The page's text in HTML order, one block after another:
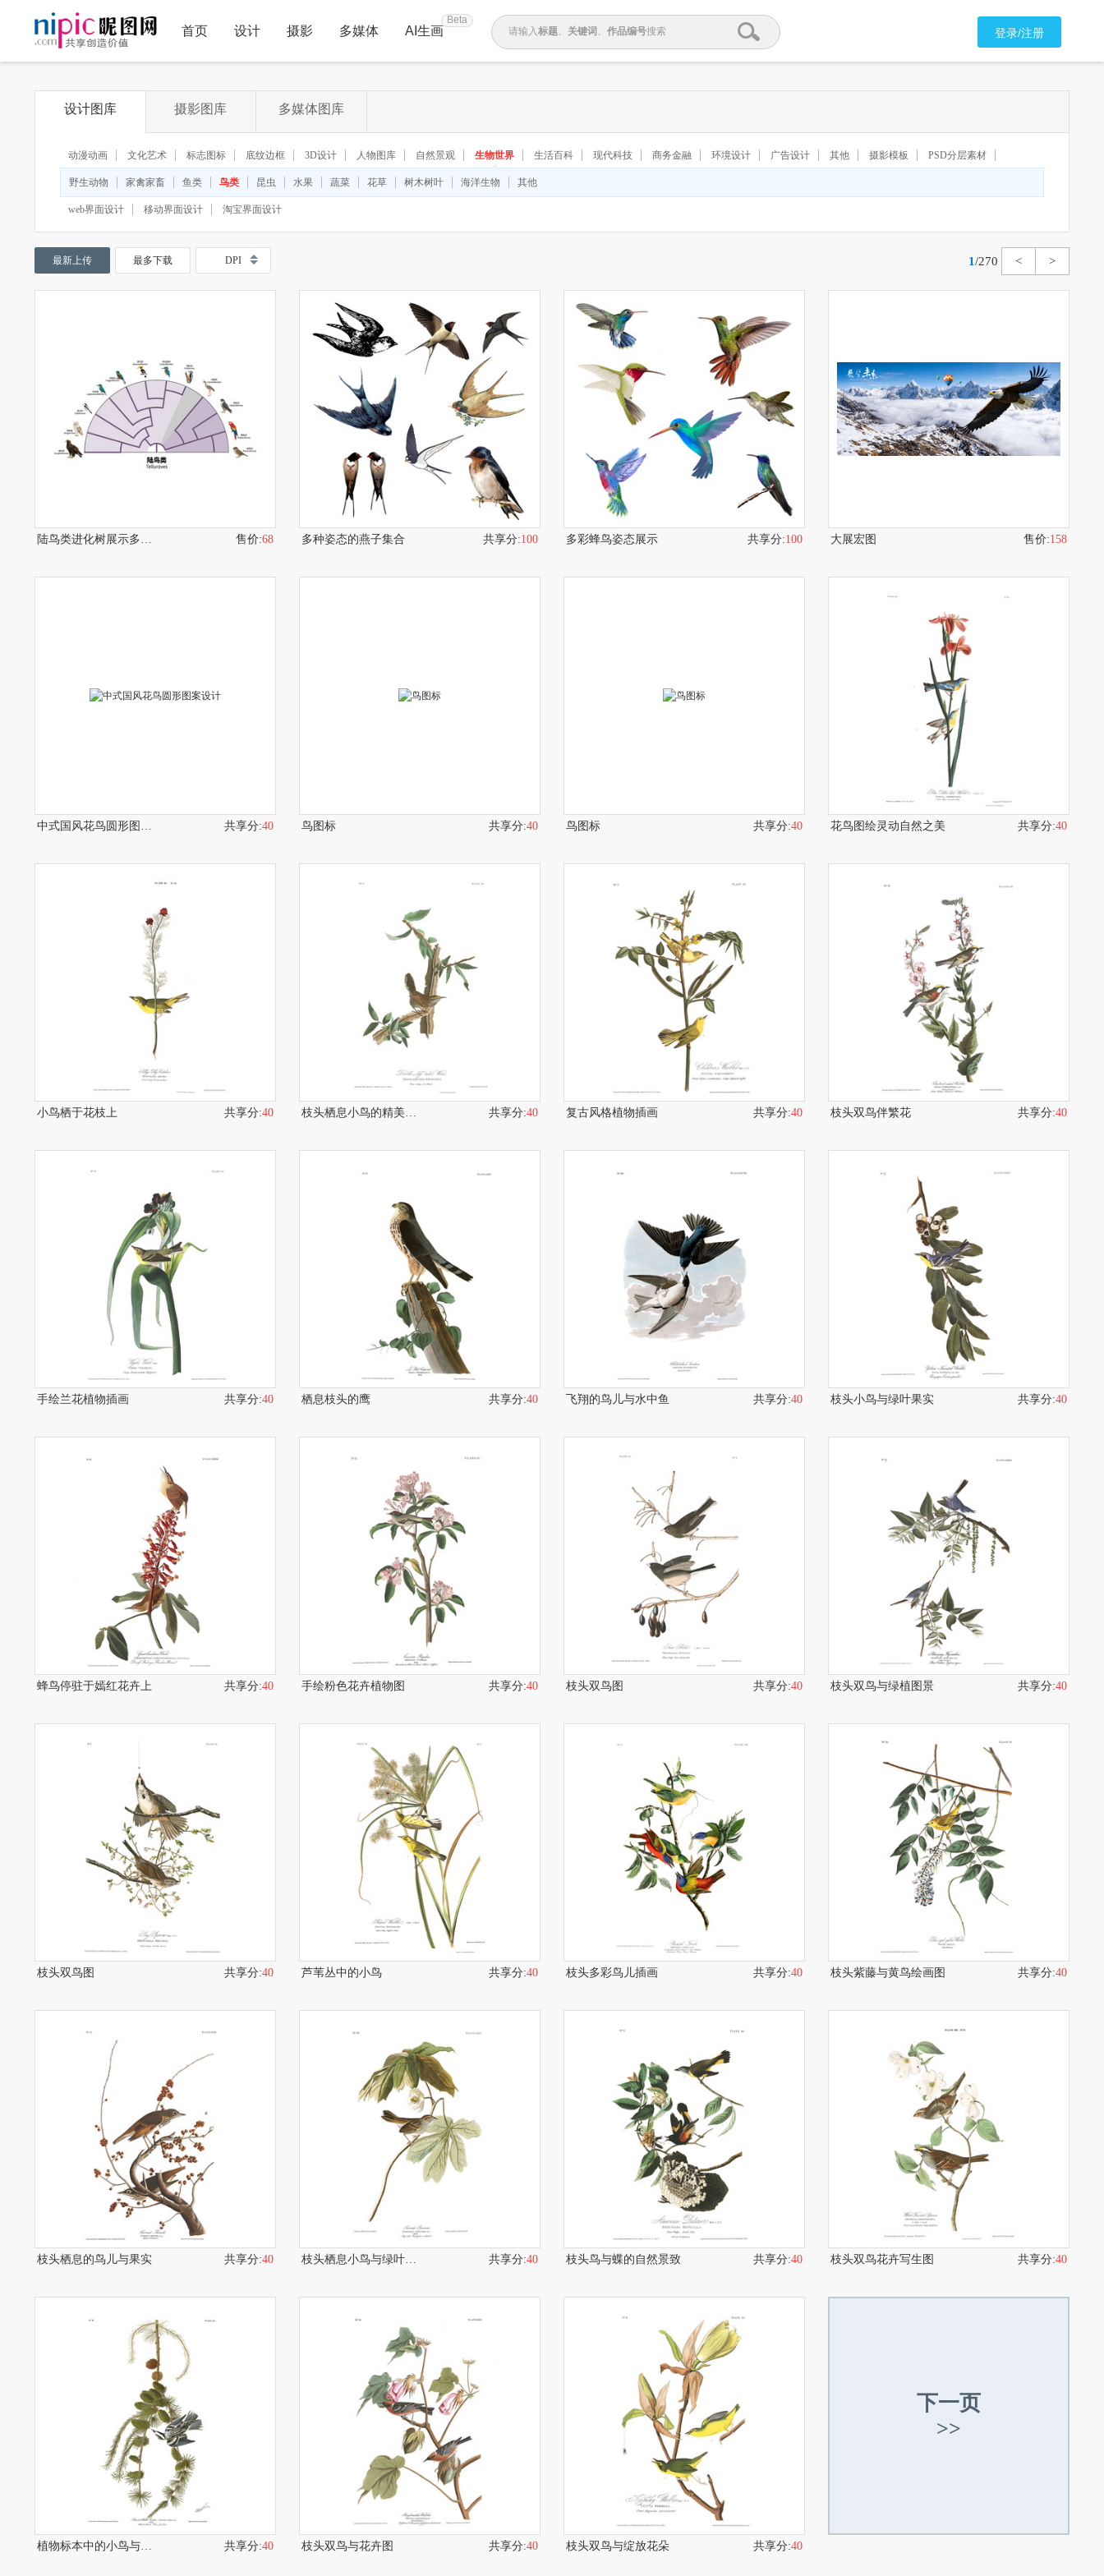
首页 设计 摄影 多媒体 AI生画
Beta
请输入标题、 关键词 、 作品编号搜索 登录/注册
设计图库 摄影图库 多媒体图库
动漫动画 文化艺术 标志图标 底纹边框 3D设计 人物图库 自然景观 生物世界 生活百科 现代科技 商务金融 环境设计 广告设计 其他 摄影模板 PSD分层素材
◆
◆
野生动物
家禽家畜 鱼类 鸟类 昆虫 水果 蔬菜 花草 树木树叶 海洋生物 其他
web界面设计 移动界面设计 淘宝界面设计
最新上传 最多下载 DPI 1/270 < >
陆鸟类进化树展示多样物种 售价:68 多种姿态的燕子集合 共享分:100 多彩蜂鸟姿态展示 共享分:100 大展宏图 售价:158
中式国风花鸟圆形图案设计 共享分:40 鸟图标 共享分:40 鸟图标 共享分:40 花鸟图绘灵动自然之美 共享分:40
小鸟栖于花枝上 共享分:40 枝头栖息小鸟的精美画作 共享分:40 复古风格植物插画 共享分:40 枝头双鸟伴繁花 共享分:40
手绘兰花植物插画 共享分:40 栖息枝头的鹰 共享分:40 飞翔的鸟儿与水中鱼 共享分:40 枝头小鸟与绿叶果实 共享分:40
蜂鸟停驻于嫣红花卉上 共享分:40 手绘粉色花卉植物图 共享分:40 枝头双鸟图 共享分:40 枝头双鸟与绿植图景 共享分:40
枝头双鸟图 共享分:40 芦苇丛中的小鸟 共享分:40 枝头多彩鸟儿插画 共享分:40 枝头紫藤与黄鸟绘画图 共享分:40
枝头栖息的鸟儿与果实 共享分:40 枝头栖息小鸟与绿叶画面 共享分:40 枝头鸟与蝶的自然景致 共享分:40 枝头双鸟花卉写生图 共享分:40
植物标本中的小鸟与枝叶 共享分:40 枝头双鸟与花卉图 共享分:40 枝头双鸟与绽放花朵 共享分:40
下一页
>>